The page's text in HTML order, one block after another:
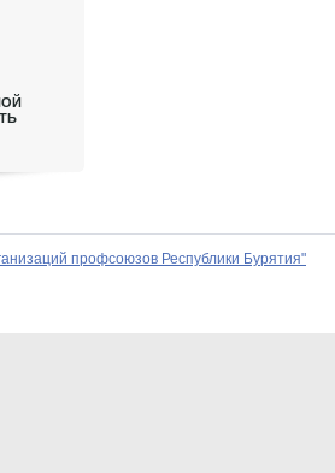
профсоюзов Республики Бурятия"